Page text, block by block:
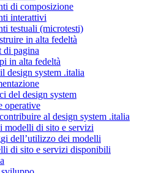
di composizione
interattivi
testuali (microtesti)
in alta fedeltà
di pagina
in alta fedeltà
design system .italia
del design system
operative
al design system .italia
modelli di sito e servizi
dell’utilizzo dei modelli
di sito e servizi disponibili